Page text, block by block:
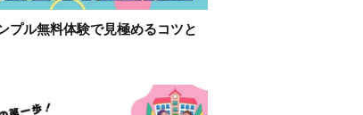
プル無料体験で見極めるコツと